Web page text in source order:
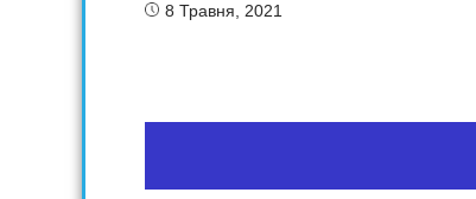
8 Травня, 2021